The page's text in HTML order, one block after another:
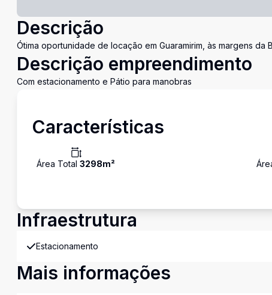
Descrição
Ótima oportunidade de locação em Guaramirim, às margens da
Descrição empreendimento
Com estacionamento e Pátio para manobras
Características
Área Total 3298m²
Infraestrutura
Estacionamento
Mais informações